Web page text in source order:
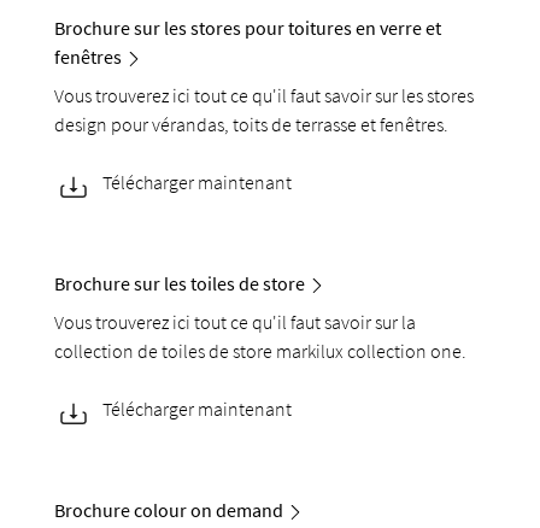
Brochure sur les stores pour toitures en verre et
fenêtres
Vous trouverez ici tout ce qu'il faut savoir sur les stores
design pour vérandas, toits de terrasse et fenêtres.
Télécharger maintenant
Brochure sur les toiles de store
Vous trouverez ici tout ce qu'il faut savoir sur la
collection de toiles de store markilux collection one.
Télécharger maintenant
Brochure colour on demand